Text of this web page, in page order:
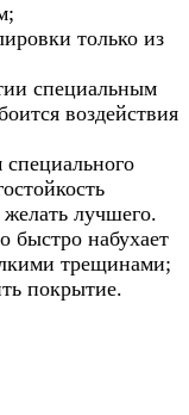
только из
специальным
воздействия
лучшего.
быстро набухает
трещинами;
покрытие.